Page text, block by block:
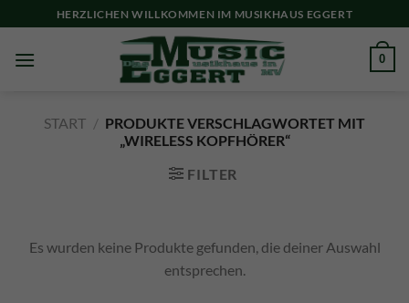
to
content
HERZLICHEN WILLKOMMEN IM MUSIKHAUS EGGERT
0
START / PRODUKTE VERSCHLAGWORTET MIT
„WIRELESS KOPFHÖRER“
FILTER
Es wurden keine Produkte gefunden, die deiner Auswahl
entsprechen.